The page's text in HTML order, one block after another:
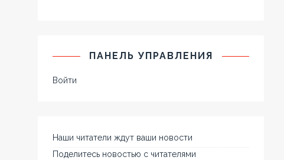
ПАНЕЛЬ УПРАВЛЕНИЯ
Войти
Наши читатели ждут ваши новости
Поделитесь новостью с читателями